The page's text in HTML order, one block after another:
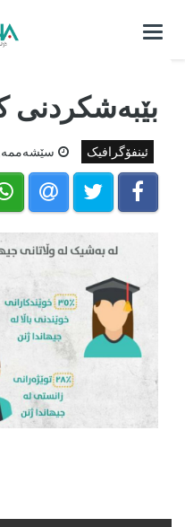
كردنه‌وه‌ی
بێبەشکردنی
ئینفۆگرافیک سێشه‌ممه‌, 21 Sep 2021, 08:22